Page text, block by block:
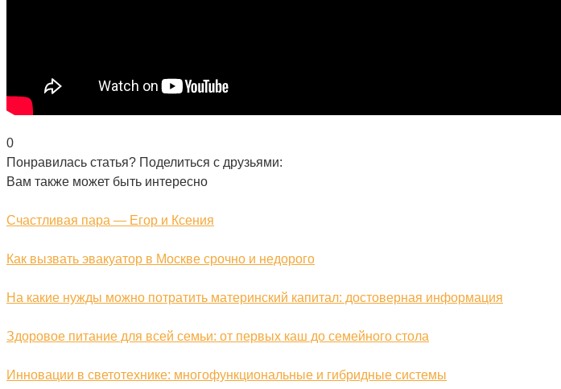
0
Понравилась статья? Поделиться с друзьями:
Вам также может быть интересно
Счастливая пара — Егор и Ксения
Как вызвать эвакуатор в Москве срочно и недорого
На какие нужды можно потратить материнский капитал: достоверная информация
Здоровое питание для всей семьи: от первых каш до семейного стола
Инновации в светотехнике: многофункциональные и гибридные системы